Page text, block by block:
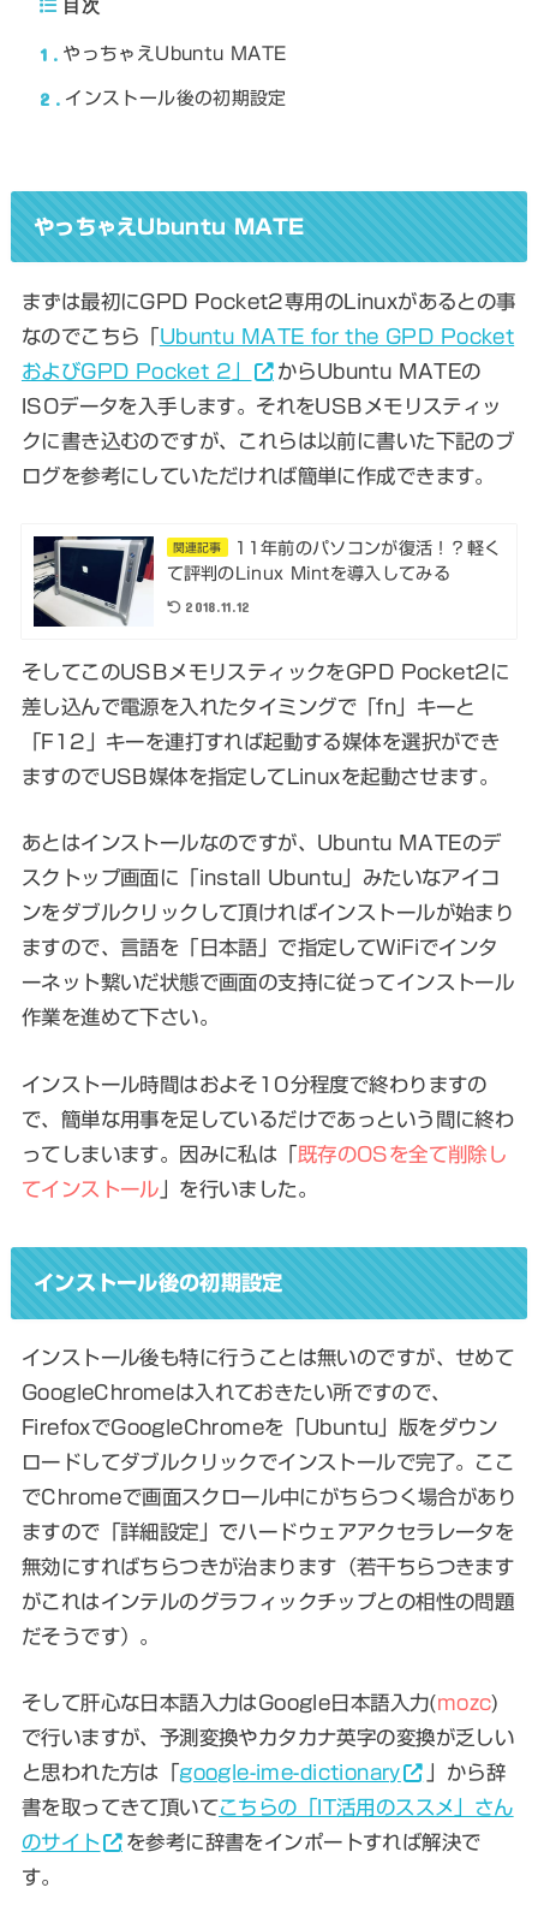
目次
1 やっちゃえUbuntu MATE
2 インストール後の初期設定
やっちゃえUbuntu MATE
まずは最初にGPD Pocket2専用のLinuxがあるとの事
なのでこちら「Ubuntu MATE for the GPD Pocket
およびGPD Pocket 2」
からUbuntu MATEの
ISOデータを入手します。それをUSBメモリスティッ
クに書き込むのですが、これらは以前に書いた下記のブ
ログを参考にしていただければ簡単に作成できます。
関連記事
11年前のパソコンが復活！？軽く
て評判のLinux Mintを導入してみる
2018.11.12
そしてこのUSBメモリスティックをGPD Pocket2に
差し込んで電源を入れたタイミングで「fn」キーと
「F12」キーを連打すれば起動する媒体を選択ができ
ますのでUSB媒体を指定してLinuxを起動させます。
あとはインストールなのですが、Ubuntu MATEのデ
スクトップ画面に「install Ubuntu」みたいなアイコ
ンをダブルクリックして頂ければインストールが始まり
ますので、言語を「日本語」で指定してWiFiでインタ
ーネット繋いだ状態で画面の支持に従ってインストール
作業を進めて下さい。
インストール時間はおよそ10分程度で終わりますの
で、簡単な用事を足しているだけであっという間に終わ
ってしまいます。因みに私は「既存のOSを全て削除し
てインストール 」を行いました。
インストール後の初期設定
インストール後も特に行うことは無いのですが、せめて
GoogleChromeは入れておきたい所ですので、
FirefoxでGoogleChromeを「Ubuntu」版をダウン
ロードしてダブルクリックでインストールで完了。ここ
でChromeで画面スクロール中にがちらつく場合があり
ますので「詳細設定」でハードウェアアクセラレータを
無効にすればちらつきが治まります（若干ちらつきます
がこれはインテルのグラフィックチップとの相性の問題
だそうです）。
そして肝心な日本語入力はGoogle日本語入力(mozc)
で行いますが、予測変換やカタカナ英字の変換が乏しい
と思われた方は「google-ime-dictionary
」から辞
書を取ってきて頂いてこちらの「IT活用のススメ」さん
のサイト
を参考に辞書をインポートすれば解決で
す。